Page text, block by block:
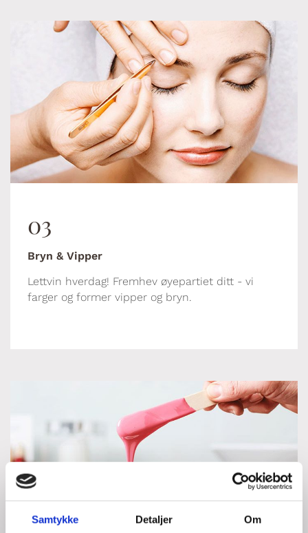
Samtykke Detaljer Om
03
Bryn & Vipper
Lettvin hverdag! Fremhev øyepartiet ditt - vi
farger og former vipper og bryn.